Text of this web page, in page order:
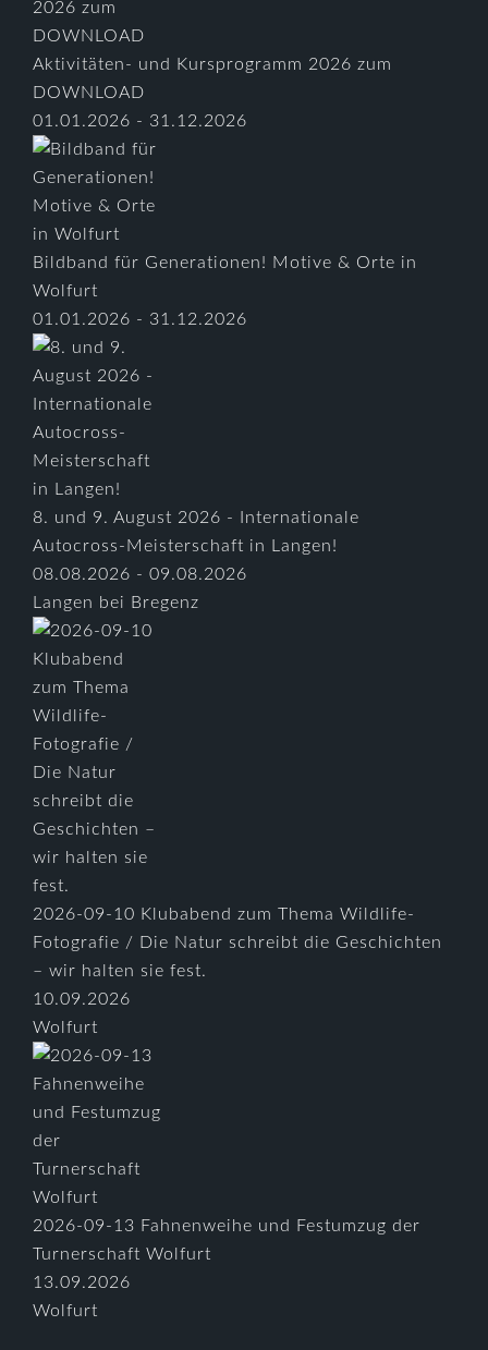
Aktivitäten- und Kursprogramm 2026 zum
DOWNLOAD
01.01.2026 - 31.12.2026
Bildband für Generationen! Motive & Orte in
Wolfurt
01.01.2026 - 31.12.2026
8. und 9. August 2026 - Internationale
Autocross-Meisterschaft in Langen!
08.08.2026 - 09.08.2026
Langen bei Bregenz
2026-09-10 Klubabend zum Thema Wildlife-
Fotografie / Die Natur schreibt die Geschichten
– wir halten sie fest.
10.09.2026
Wolfurt
2026-09-13 Fahnenweihe und Festumzug der
Turnerschaft Wolfurt
13.09.2026
Wolfurt